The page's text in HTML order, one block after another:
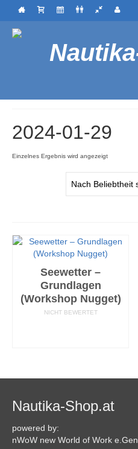
2024-01-29
Einzelnes Ergebnis wird angezeigt
Seewetter –
Grundlagen
(Workshop Nugget)
NICHT BEWERTET
Nautika-Shop.at
powered by:
nWoW new World of Work e.Gen.